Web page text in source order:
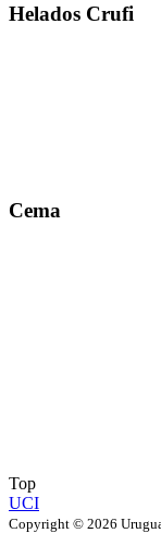
Helados Crufi
Cema
Top
UCI
Copyright © 2026